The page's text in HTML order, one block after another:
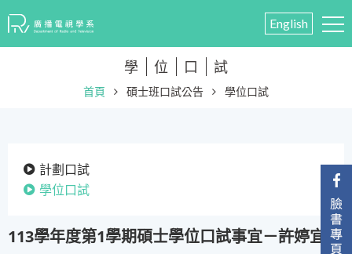
English
學 位 口 試
首頁 碩士班口試公告 學位口試
計劃口試
學位口試
113學年度第1學期碩士學位口試事宜－許婷宜